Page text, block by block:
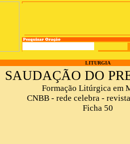
LITURGIA
SAUDAÇÃO DO
Formação Litúrgica em
CNBB - rede celebra -
Ficha 50